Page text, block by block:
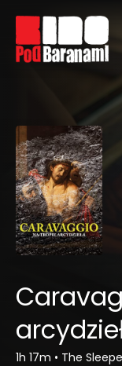
Linki
1h 17m • The